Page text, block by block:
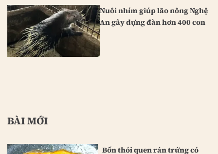
Nuôi nhím giúp lão nông Nghệ
An gây dựng đàn hơn 400 con
BÀI MỚI
Bốn thói quen rán trứng có